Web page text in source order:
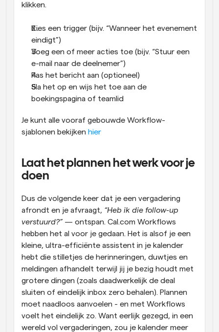
klikken.
Kies een trigger (bijv. “Wanneer het evenement
eindigt”)
Voeg een of meer acties toe (bijv. “Stuur een
e-mail naar de deelnemer”)
Pas het bericht aan (optioneel)
Sla het op en wijs het toe aan de
boekingspagina of teamlid
Je kunt alle vooraf gebouwde Workflow-
sjablonen bekijken hier
Laat het plannen het werk voor je
doen
Dus de volgende keer dat je een vergadering
afrondt en je afvraagt, “Heb ik die follow-up
verstuurd?” — ontspan. Cal.com Workflows
hebben het al voor je gedaan. Het is alsof je een
kleine, ultra-efficiënte assistent in je kalender
hebt die stilletjes de herinneringen, duwtjes en
meldingen afhandelt terwijl jij je bezig houdt met
grotere dingen (zoals daadwerkelijk de deal
sluiten of eindelijk inbox zero behalen). Plannen
moet naadloos aanvoelen - en met Workflows
voelt het eindelijk zo. Want eerlijk gezegd, in een
wereld vol vergaderingen, zou je kalender meer